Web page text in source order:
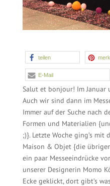
teilen
E-Mail
Salut et bonjour! Im Januar
Auch wir sind dann im
Immer auf der Suche nach
Formen und Materialien
;)}. Letzte Woche ging’s mit
Maison & Objet {die
ein paar Messeeindrücke
unserer Designerin Momo
Ecke geklickt, dort gibt’s